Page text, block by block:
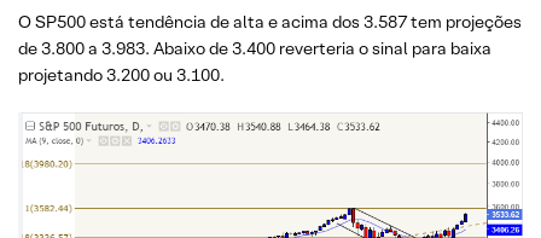
O SP500 está tendência de alta e acima dos 3.587 tem projeções
de 3.800 a 3.983. Abaixo de 3.400 reverteria o sinal para baixa
projetando 3.200 ou 3.100.